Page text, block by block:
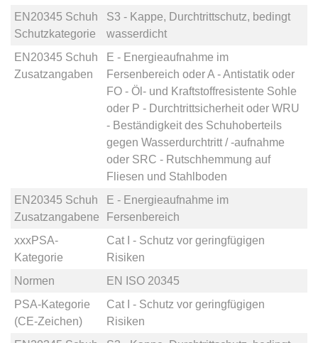
EN20345 Schuh
Schutzkategorie
S3 - Kappe, Durchtrittschutz, bedingt
wasserdicht
EN20345 Schuh
Zusatzangaben
E - Energieaufnahme im
Fersenbereich oderA - Antistatikoder
FO - Öl- und Kraftstoffresistente Sohle
oder P - Durchtrittsicherheitoder WRU
- Beständigkeit des Schuhoberteils
gegen Wasserdurchtritt / -aufnahme
oder SRC - Rutschhemmung auf
Fliesen und Stahlboden
EN20345 Schuh
Zusatzangabene
E - Energieaufnahme im
Fersenbereich
xxxPSA-
Kategorie
Cat I - Schutz vor geringfügigen
Risiken
Normen
EN ISO 20345
PSA-Kategorie
(CE-Zeichen)
Cat I - Schutz vor geringfügigen
Risiken